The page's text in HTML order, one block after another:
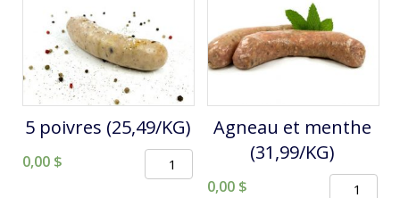
5 poivres (25,49/KG)
0,00 $
quantité
Agneau et menthe
(31,99/KG)
0,00 $
quantité